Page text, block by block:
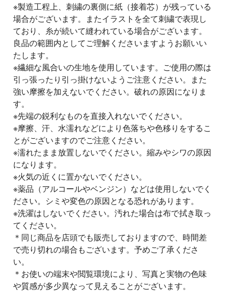
※製造工程上、刺繍の裏側に紙（接着芯）が残っている
場合がございます。またイラストを全て刺繍で表現し
ており、糸が続いて縫われている場合がございます。
良品の範囲内としてご理解くださいますようお願いい
たします。
※繊細な風合いの生地を使用しています。ご使用の際は
引っ張ったり引っ掛けないようご注意ください。また
強い摩擦を加えないでください。破れの原因になりま
す。
※先端の鋭利なものを直接入れないでください。
※摩擦、汗、水濡れなどにより色落ちや色移りをするこ
とがございますのでご注意ください。
※濡れたまま放置しないでください。縮みやシワの原因
になります。
※火気の近くに置かないでください。
※薬品（アルコールやベンジン）などは使用しないでく
ださい。シミや変色の原因となる恐れがあります。
※洗濯はしないでください。汚れた場合は布で拭き取っ
てください。
＊同じ商品を店頭でも販売しておりますので、時間差
で売り切れの場合もございます。予めご了承くださ
い。
＊お使いの端末や閲覧環境により、写真と実物の色味
や質感が多少異なって見えることがございます。